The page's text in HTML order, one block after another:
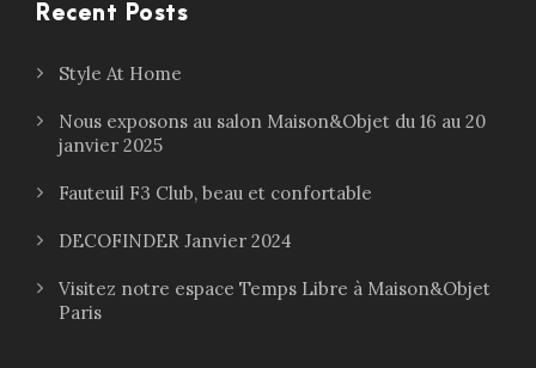
Recent Posts
Style At Home
Nous exposons au salon Maison&Objet du 16 au 20
janvier 2025
Fauteuil F3 Club, beau et confortable
DECOFINDER Janvier 2024
Visitez notre espace Temps Libre à Maison&Objet
Paris